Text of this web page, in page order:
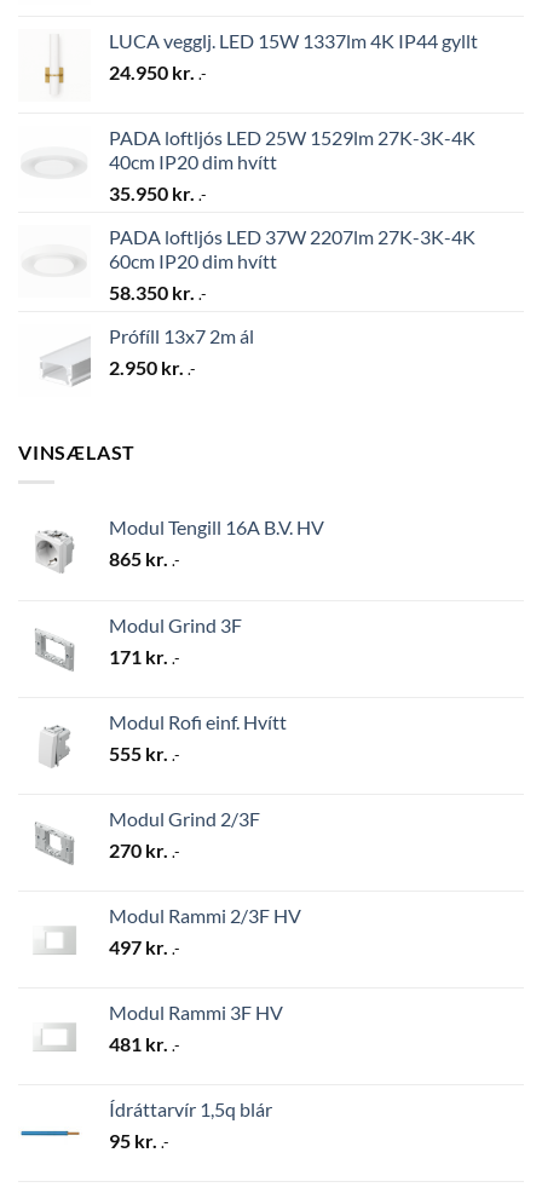
LUCA vegglj. LED 15W 1337lm 4K IP44 gyllt
24.950 kr. .-
PADA loftljós LED 25W 1529lm 27K-3K-4K
40cm IP20 dim hvítt
35.950 kr. .-
PADA loftljós LED 37W 2207lm 27K-3K-4K
60cm IP20 dim hvítt
58.350 kr. .-
Prófíll 13x7 2m ál
2.950 kr. .-
VINSÆLAST
Modul Tengill 16A B.V. HV
865 kr. .-
Modul Grind 3F
171 kr. .-
Modul Rofi einf. Hvítt
555 kr. .-
Modul Grind 2/3F
270 kr. .-
Modul Rammi 2/3F HV
497 kr. .-
Modul Rammi 3F HV
481 kr. .-
Ídráttarvír 1,5q blár
95 kr. .-